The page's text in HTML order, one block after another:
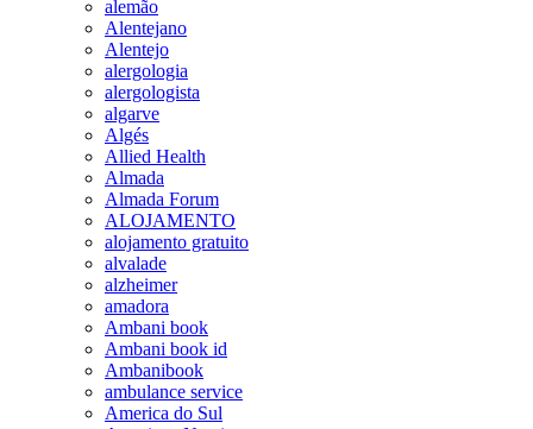
alemão
Alentejano
Alentejo
alergologia
alergologista
algarve
Algés
Allied Health
Almada
Almada Forum
ALOJAMENTO
alojamento gratuito
alvalade
alzheimer
amadora
Ambani book
Ambani book id
Ambanibook
ambulance service
America do Sul